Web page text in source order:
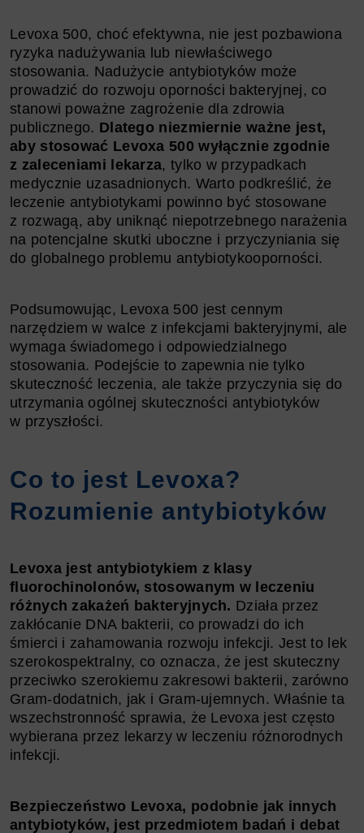
Levoxa 500, choć efektywna, nie jest pozbawiona
ryzyka nadużywania lub niewłaściwego
stosowania. Nadużycie antybiotyków może
prowadzić do rozwoju oporności bakteryjnej, co
stanowi poważne zagrożenie dla zdrowia
publicznego. Dlatego niezmiernie ważne jest,
aby stosować Levoxa 500 wyłącznie zgodnie
z zaleceniami lekarza, tylko w przypadkach
medycznie uzasadnionych. Warto podkreślić, że
leczenie antybiotykami powinno być stosowane
z rozwagą, aby uniknąć niepotrzebnego narażenia
na potencjalne skutki uboczne i przyczyniania się
do globalnego problemu antybiotykooporności.
Podsumowując, Levoxa 500 jest cennym
narzędziem w walce z infekcjami bakteryjnymi, ale
wymaga świadomego i odpowiedzialnego
stosowania. Podejście to zapewnia nie tylko
skuteczność leczenia, ale także przyczynia się do
utrzymania ogólnej skuteczności antybiotyków
w przyszłości.
Co to jest Levoxa?
Rozumienie antybiotyków
Levoxa jest antybiotykiem z klasy
fluorochinolonów, stosowanym w leczeniu
różnych zakażeń bakteryjnych. Działa przez
zakłócanie DNA bakterii, co prowadzi do ich
śmierci i zahamowania rozwoju infekcji. Jest to lek
szerokospektralny, co oznacza, że jest skuteczny
przeciwko szerokiemu zakresowi bakterii, zarówno
Gram-dodatnich, jak i Gram-ujemnych. Właśnie ta
wszechstronność sprawia, że Levoxa jest często
wybierana przez lekarzy w leczeniu różnorodnych
infekcji.
Bezpieczeństwo Levoxa, podobnie jak innych
antybiotyków, jest przedmiotem badań i debat